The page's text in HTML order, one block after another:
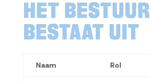
HET BESTUUR
BESTAAT UIT
Naam Rol